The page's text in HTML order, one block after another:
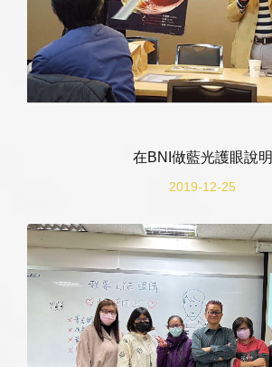
在BNI做藍光護眼說明
2019-12-25